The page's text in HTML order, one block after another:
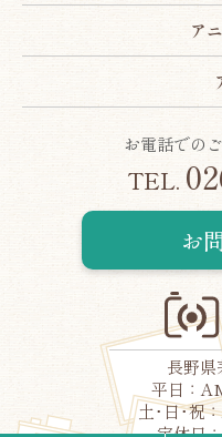
長野県
平日：
土･日･祝
ア
お電話での
TEL.
お